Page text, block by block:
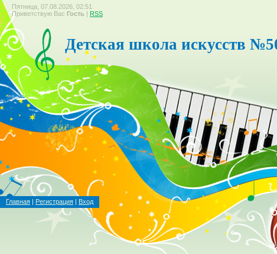
Пятница, 07.08.2026, 02:51
Приветствую Вас Гость | RSS
Детская школа искусств
Главная | Регистрация | Вход